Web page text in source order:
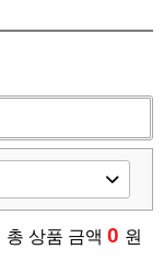
총 상품 금액 0 원